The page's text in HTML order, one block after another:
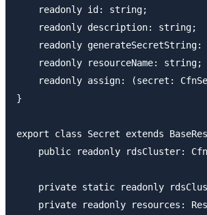
    readonly id: string;
    readonly description: string;
readonly
    readonly resourceName: string;
readonly assign: (secret:
}
export class Secret extends
public readonly rdsCluster:
private static readonly
private readonly resources: